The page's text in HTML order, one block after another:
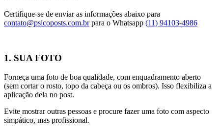
Certifique-se de enviar as informações abaixo para
contato@psicoposts.com.brpara o Whatsapp (11) 94103-4986
1. SUA FOTO
Forneça uma foto de boa qualidade, com enquadramento aberto
(sem cortar o rosto, topo da cabeça ou os ombros). Isso flexibiliza a
aplicação dela no post.
Evite mostrar outras pessoas e procure fazer uma foto com aspecto
simpático, mas profissional.